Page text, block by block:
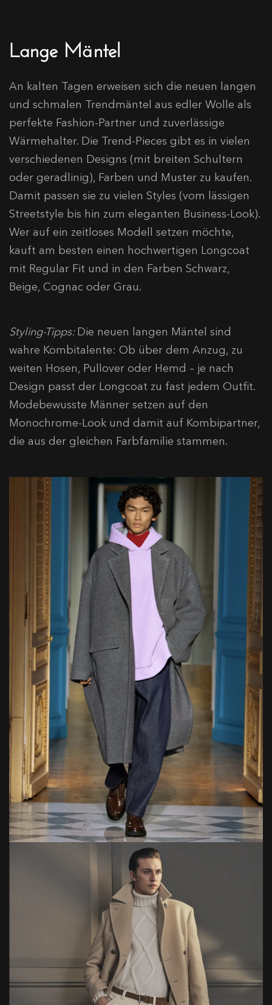
Lange Mäntel
An kalten Tagen erweisen sich die neuen langen
und schmalen Trendmäntel aus edler Wolle als
perfekte Fashion-Partner und zuverlässige
Wärmehalter. Die Trend-Pieces gibt es in vielen
verschiedenen Designs (mit breiten Schultern
oder geradlinig), Farben und Muster zu kaufen.
Damit passen sie zu vielen Styles (vom lässigen
Streetstyle bis hin zum eleganten Business-Look).
Wer auf ein zeitloses Modell setzen möchte,
kauft am besten einen hochwertigen Longcoat
mit Regular Fit und in den Farben Schwarz,
Beige, Cognac oder Grau.
Styling-Tipps:Die neuen langen Mäntel sind
wahre Kombitalente: Ob über dem Anzug, zu
weiten Hosen, Pullover oder Hemd – je nach
Design passt der Longcoat zu fast jedem Outfit.
Modebewusste Männer setzen auf den
Monochrome-Look und damit auf Kombipartner,
die aus der gleichen Farbfamilie stammen.